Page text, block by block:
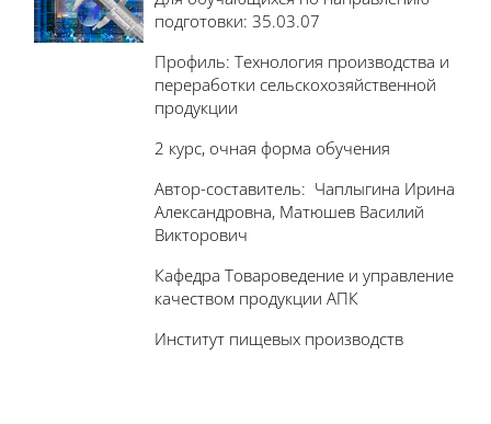
подготовки: 35.03.07
Профиль: Технология производства и
переработки сельскохозяйственной
продукции
2 курс, очная форма обучения
Автор-составитель: Чаплыгина Ирина
Александровна, Матюшев Василий
Викторович
Кафедра Товароведение и управление
качеством продукции АПК
Институт пищевых производств